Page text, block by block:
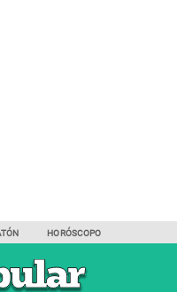
HORÓSCOPO